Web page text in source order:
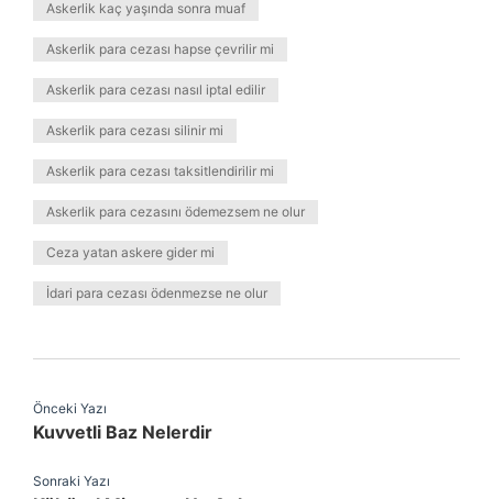
Askerlik kaç yaşında sonra muaf
Askerlik para cezası hapse çevrilir mi
Askerlik para cezası nasıl iptal edilir
Askerlik para cezası silinir mi
Askerlik para cezası taksitlendirilir mi
Askerlik para cezasını ödemezsem ne olur
Ceza yatan askere gider mi
İdari para cezası ödenmezse ne olur
Önceki Yazı
Kuvvetli Baz Nelerdir
Sonraki Yazı